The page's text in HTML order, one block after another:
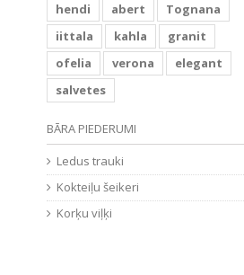
hendi abert
Tognana
iittala
kahla
granit
ofelia
verona
elegant
salvetes
BĀRA PIEDERUMI
Ledus trauki
Kokteiļu šeikeri
Korķu viļķi